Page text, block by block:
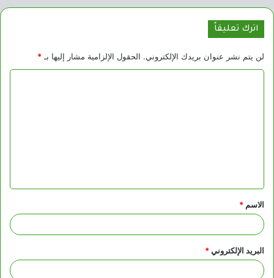
اترك تعليقاً
لن يتم نشر عنوان بريدك الإلكتروني. الحقول الإلزامية مشار إليها بـ *
ق
*
الاسم *
البريد الإلكتروني*